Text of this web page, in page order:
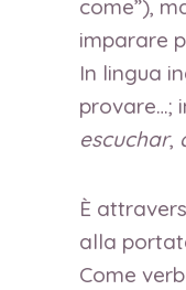
come”),
imparare
In lingua
provare…;
escuchar,
È
alla
Come